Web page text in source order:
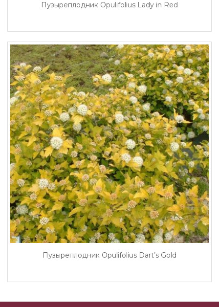
Пузыреплодник Opulifolius Lady in Red
Пузыреплодник Opulifolius Dart’s Gold